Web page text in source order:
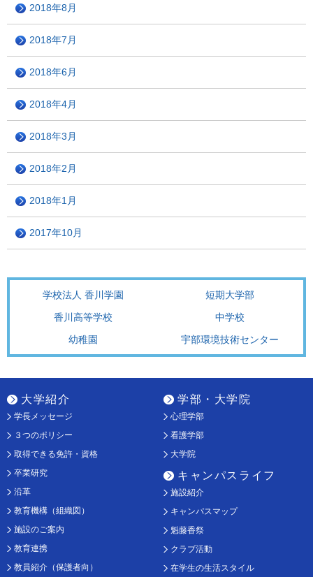
2018年8月
2018年7月
2018年6月
2018年4月
2018年3月
2018年2月
2018年1月
2017年10月
学校法人 香川学園
短期大学部
香川高等学校
中学校
幼稚園
宇部環境技術センター
大学紹介
学長メッセージ
３つのポリシー
取得できる免許・資格
卒業研究
沿革
教育機構（組織図）
施設のご案内
教育連携
教員紹介（保護者向）
学部・大学院
心理学部
看護学部
大学院
キャンパスライフ
施設紹介
キャンパスマップ
魁藤香祭
クラブ活動
在学生の生活スタイル